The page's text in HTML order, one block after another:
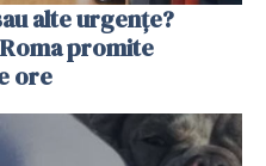
alte urgențe?
promite
ore